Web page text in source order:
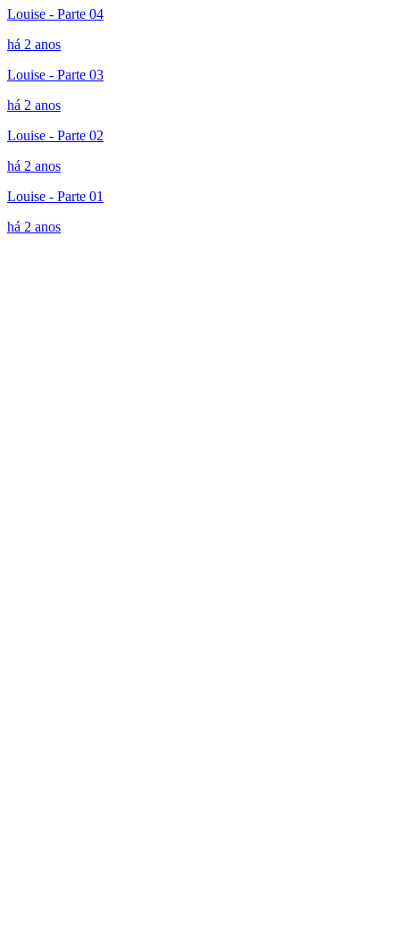
Louise - Parte 04
há 2 anos
Louise - Parte 03
há 2 anos
Louise - Parte 02
há 2 anos
Louise - Parte 01
há 2 anos